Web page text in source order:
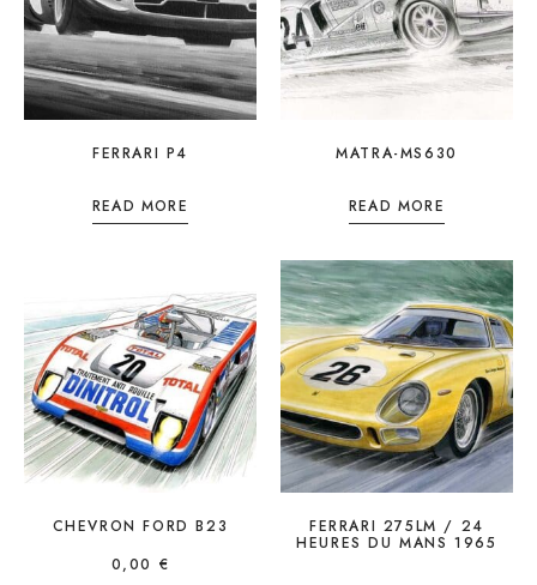
FERRARI P4
READ MORE
MATRA-MS630
READ MORE
CHEVRON FORD B23
0,00 €
FERRARI 275LM / 24
HEURES DU MANS 1965